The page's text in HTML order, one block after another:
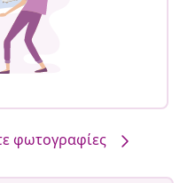
φωτογραφίες